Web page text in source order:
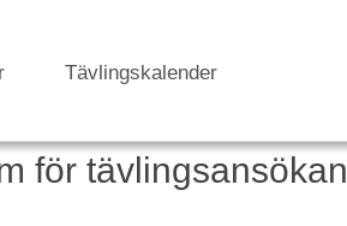
Tävlingskalender
för tävlingsansökan